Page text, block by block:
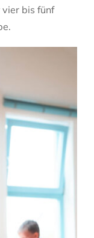
bis fünf